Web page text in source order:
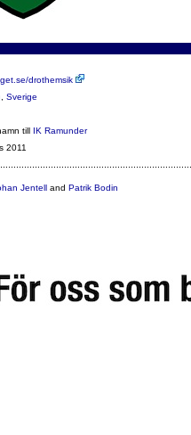
drothemsik
Sverige
till IK Ramunder
2011
Jentelland Patrik Bodin